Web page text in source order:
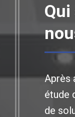
Après
étude
de